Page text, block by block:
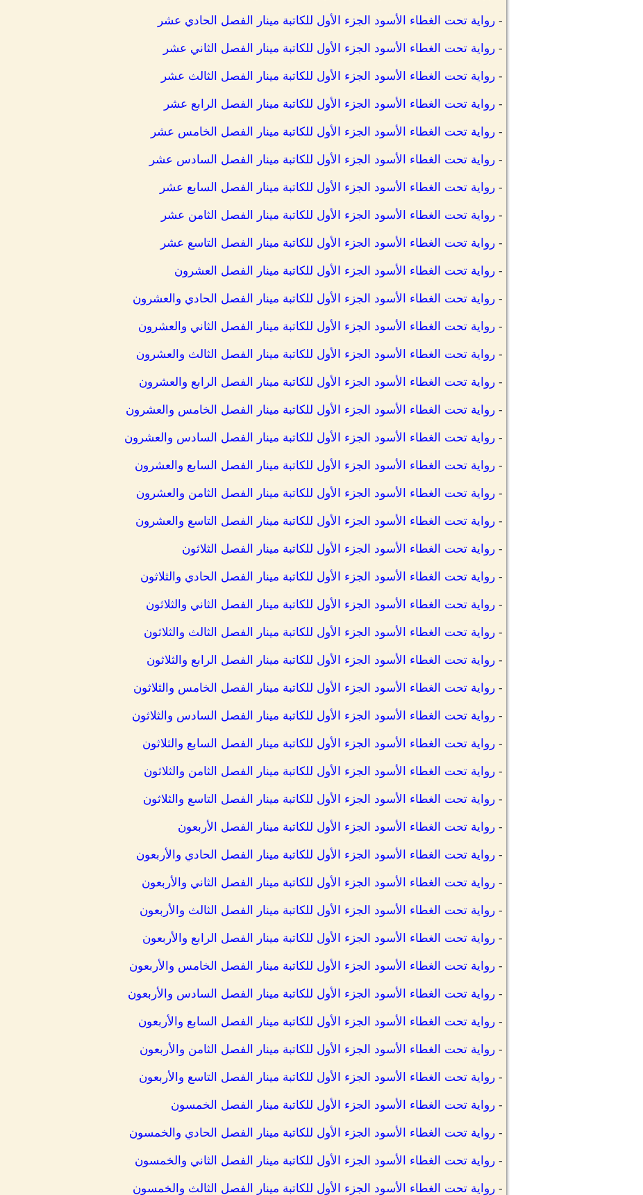
- رواية تحت الغطاء الأسود الجزء الأول للكاتبة مينار الفصل الحادي عشر
- رواية تحت الغطاء الأسود الجزء الأول للكاتبة مينار الفصل الثاني عشر
- رواية تحت الغطاء الأسود الجزء الأول للكاتبة مينار الفصل الثالث عشر
- رواية تحت الغطاء الأسود الجزء الأول للكاتبة مينار الفصل الرابع عشر
- رواية تحت الغطاء الأسود الجزء الأول للكاتبة مينار الفصل الخامس عشر
- رواية تحت الغطاء الأسود الجزء الأول للكاتبة مينار الفصل السادس عشر
- رواية تحت الغطاء الأسود الجزء الأول للكاتبة مينار الفصل السابع عشر
- رواية تحت الغطاء الأسود الجزء الأول للكاتبة مينار الفصل الثامن عشر
- رواية تحت الغطاء الأسود الجزء الأول للكاتبة مينار الفصل التاسع عشر
- رواية تحت الغطاء الأسود الجزء الأول للكاتبة مينار الفصل العشرون
- رواية تحت الغطاء الأسود الجزء الأول للكاتبة مينار الفصل الحادي والعشرون
- رواية تحت الغطاء الأسود الجزء الأول للكاتبة مينار الفصل الثاني والعشرون
- رواية تحت الغطاء الأسود الجزء الأول للكاتبة مينار الفصل الثالث والعشرون
- رواية تحت الغطاء الأسود الجزء الأول للكاتبة مينار الفصل الرابع والعشرون
- رواية تحت الغطاء الأسود الجزء الأول للكاتبة مينار الفصل الخامس والعشرون
- رواية تحت الغطاء الأسود الجزء الأول للكاتبة مينار الفصل السادس والعشرون
- رواية تحت الغطاء الأسود الجزء الأول للكاتبة مينار الفصل السابع والعشرون
- رواية تحت الغطاء الأسود الجزء الأول للكاتبة مينار الفصل الثامن والعشرون
- رواية تحت الغطاء الأسود الجزء الأول للكاتبة مينار الفصل التاسع والعشرون
- رواية تحت الغطاء الأسود الجزء الأول للكاتبة مينار الفصل الثلاثون
- رواية تحت الغطاء الأسود الجزء الأول للكاتبة مينار الفصل الحادي والثلاثون
- رواية تحت الغطاء الأسود الجزء الأول للكاتبة مينار الفصل الثاني والثلاثون
- رواية تحت الغطاء الأسود الجزء الأول للكاتبة مينار الفصل الثالث والثلاثون
- رواية تحت الغطاء الأسود الجزء الأول للكاتبة مينار الفصل الرابع والثلاثون
- رواية تحت الغطاء الأسود الجزء الأول للكاتبة مينار الفصل الخامس والثلاثون
- رواية تحت الغطاء الأسود الجزء الأول للكاتبة مينار الفصل السادس والثلاثون
- رواية تحت الغطاء الأسود الجزء الأول للكاتبة مينار الفصل السابع والثلاثون
- رواية تحت الغطاء الأسود الجزء الأول للكاتبة مينار الفصل الثامن والثلاثون
- رواية تحت الغطاء الأسود الجزء الأول للكاتبة مينار الفصل التاسع والثلاثون
- رواية تحت الغطاء الأسود الجزء الأول للكاتبة مينار الفصل الأربعون
- رواية تحت الغطاء الأسود الجزء الأول للكاتبة مينار الفصل الحادي والأربعون
- رواية تحت الغطاء الأسود الجزء الأول للكاتبة مينار الفصل الثاني والأربعون
- رواية تحت الغطاء الأسود الجزء الأول للكاتبة مينار الفصل الثالث والأربعون
- رواية تحت الغطاء الأسود الجزء الأول للكاتبة مينار الفصل الرابع والأربعون
- رواية تحت الغطاء الأسود الجزء الأول للكاتبة مينار الفصل الخامس والأربعون
- رواية تحت الغطاء الأسود الجزء الأول للكاتبة مينار الفصل السادس والأربعون
- رواية تحت الغطاء الأسود الجزء الأول للكاتبة مينار الفصل السابع والأربعون
- رواية تحت الغطاء الأسود الجزء الأول للكاتبة مينار الفصل الثامن والأربعون
- رواية تحت الغطاء الأسود الجزء الأول للكاتبة مينار الفصل التاسع والأربعون
- رواية تحت الغطاء الأسود الجزء الأول للكاتبة مينار الفصل الخمسون
- رواية تحت الغطاء الأسود الجزء الأول للكاتبة مينار الفصل الحادي والخمسون
- رواية تحت الغطاء الأسود الجزء الأول للكاتبة مينار الفصل الثاني والخمسون
- رواية تحت الغطاء الأسود الجزء الأول للكاتبة مينار الفصل الثالث والخمسون